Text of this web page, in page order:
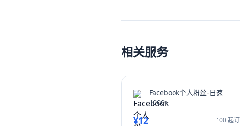
相关服务
Facebook个人粉丝-日速
1000+
¥12 100 起订